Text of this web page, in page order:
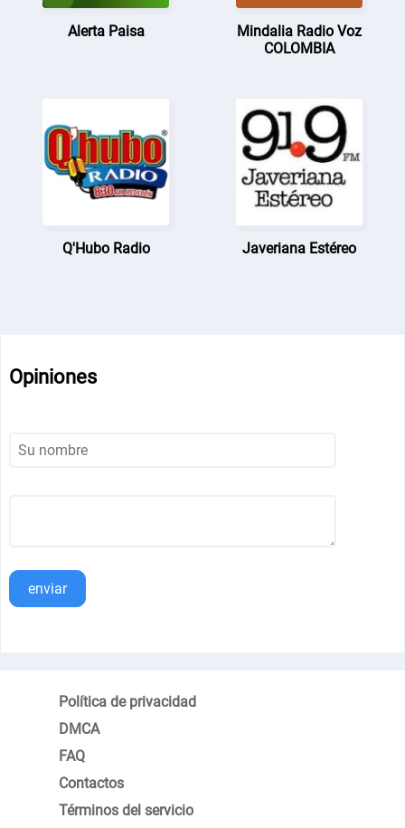
Alerta Paisa
Mindalia Radio Voz
COLOMBIA
Q'Hubo Radio Javeriana Estéreo
Opiniones
enviar
Política de privacidad
DMCA
FAQ
Contactos
Términos del servicio